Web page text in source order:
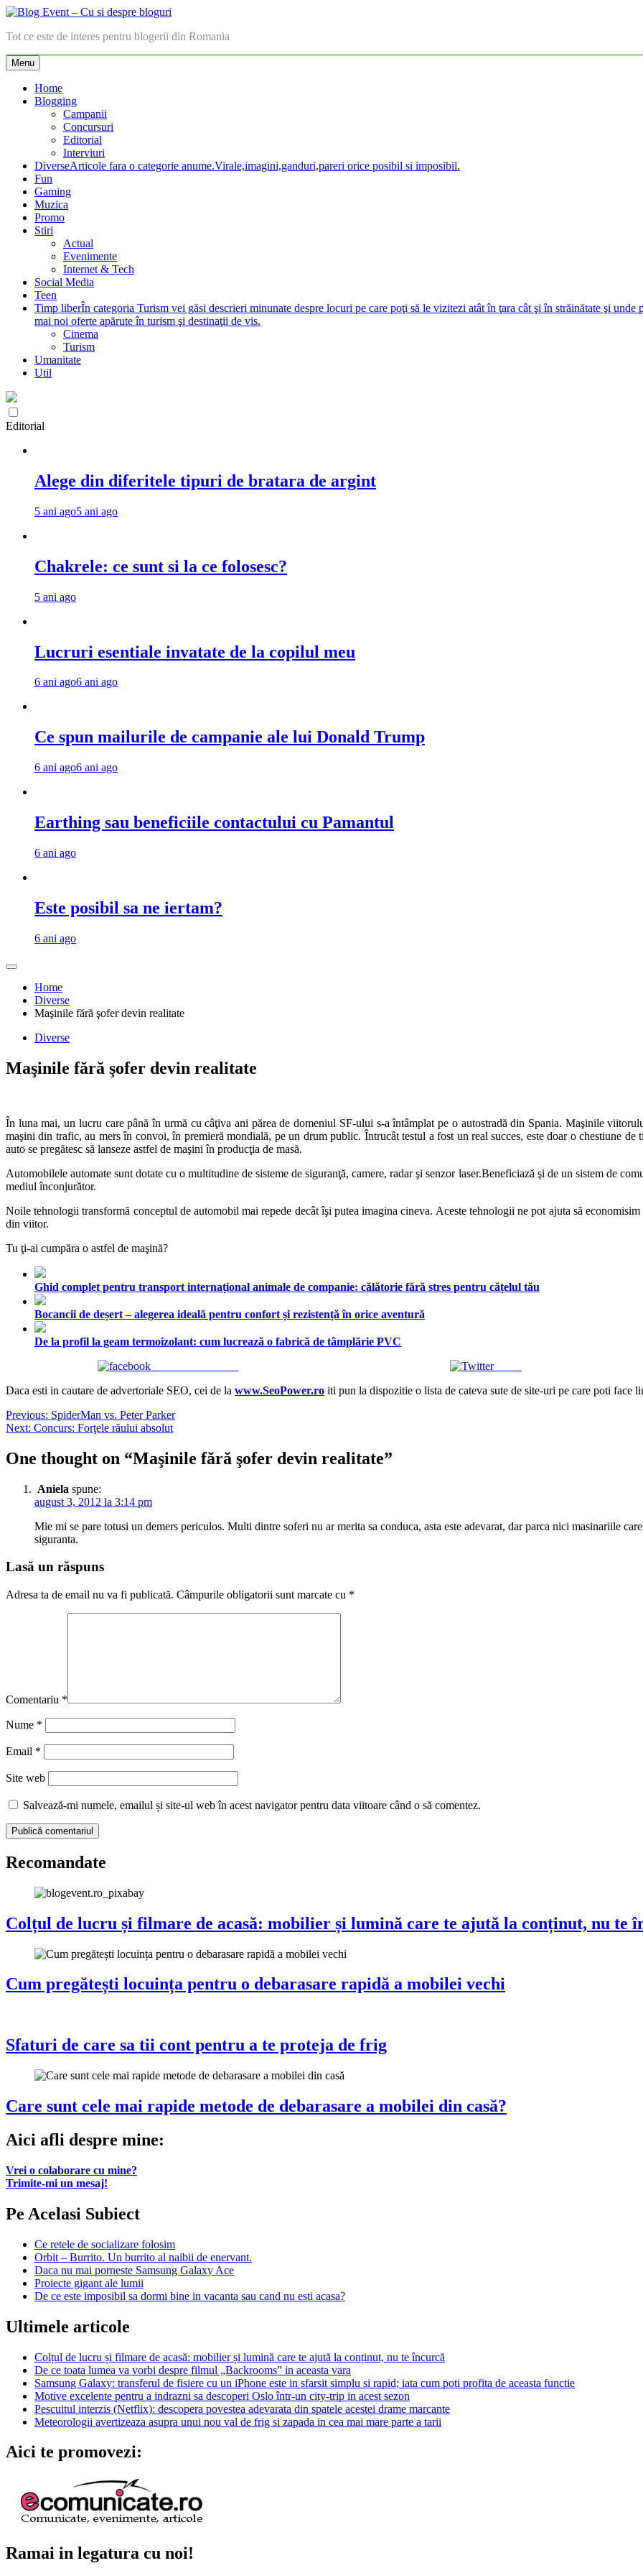
Skip
content
Blog Event – Cu si despre bloguri
Tot ce este de interes pentru blogerii din Romania
Menu
Home
Blogging
Campanii
Concursuri
Editorial
Interviuri
DiverseArticole fara o categorie anume.Virale,imagini,ganduri,pareri orice posibil si imposibil.
Fun
Gaming
Muzica
Promo
Stiri
Actual
Evenimente
Internet & Tech
Social Media
Teen
Timp liberÎn categoria Turism vei găsi descrieri minunate despre locuri pe care poţi să le vizitezi atât în ţara cât şi în străinătate şi
mai noi oferte apărute în turism şi destinaţii de vis.
Cinema
Turism
Umanitate
Util
Editorial
Alege din diferitele tipuri de bratara de argint
5 ani ago5 ani ago
Chakrele: ce sunt si la ce folosesc?
5 ani ago
Lucruri esentiale invatate de la copilul meu
6 ani ago6 ani ago
Ce spun mailurile de campanie ale lui Donald Trump
6 ani ago6 ani ago
Earthing sau beneficiile contactului cu Pamantul
6 ani ago
Este posibil sa ne iertam?
6 ani ago
Home
Diverse
Maşinile fără şofer devin realitate
Diverse
Maşinile fără şofer devin realitate
În luna mai, un lucru care până în urmă cu câţiva ani părea de domeniul SF-ului s-a întâmplat pe o autostradă din Spania. Maşinile
maşini din trafic, au mers în convoi, în premieră mondială, pe un drum public. Întrucât testul a fost un real succes, este doar o chestiune
auto se pregătesc să lanseze astfel de maşini în producţia de masă.
Automobilele automate sunt dotate cu o multitudine de sisteme de siguranţă, camere, radar şi senzor laser.Beneficiază şi de un sistem de
mediul înconjurător.
Noile tehnologii transformă conceptul de automobil mai repede decât îşi putea imagina cineva. Aceste tehnologii ne pot ajuta să
din viitor.
Tu ţi-ai cumpăra o astfel de maşină?
Ghid complet pentru transport internațional animale de companie: călătorie fără stres pentru cățelul tău
Bocancii de deșert – alegerea ideală pentru confort și rezistență în orice aventură
De la profil la geam termoizolant: cum lucrează o fabrică de tâmplărie PVC
Tweet
Daca esti in cautare de advertoriale SEO, cei de la www.SeoPower.ro iti pun la dispozitie o lista de cateva sute de site-uri pe care poti face
Navigare
în
articole
Previous: SpiderMan vs. Peter Parker
Next: Concurs: Forţele răului absolut
One thought on “Maşinile fără şofer devin realitate”
Aniela spune:
august 3, 2012 la 3:14 pm
Mie mi se pare totusi un demers periculos. Multi dintre soferi nu ar merita sa conduca, asta este adevarat, dar parca nici masinariile
siguranta.
Lasă un răspuns
Adresa ta de email nu va fi publicată. Câmpurile obligatorii sunt marcate cu *
Comentariu *
Nume *
Email *
Site web
Salvează-mi numele, emailul și site-ul web în acest navigator pentru data viitoare când o să comentez.
Recomandate
Colțul de lucru și filmare de acasă: mobilier și lumină care te ajută la conținut, nu te
Cum pregătești locuința pentru o debarasare rapidă a mobilei vechi
Sfaturi de care sa tii cont pentru a te proteja de frig
Care sunt cele mai rapide metode de debarasare a mobilei din casă?
Aici afli despre mine:
Vrei o colaborare cu mine?
Trimite-mi un mesaj!
Pe Acelasi Subiect
Ce retele de socializare folosim
Orbit – Burrito. Un burrito al naibii de enervant.
Daca nu mai porneste Samsung Galaxy Ace
Proiecte gigant ale lumii
De ce este imposibil sa dormi bine in vacanta sau cand nu esti acasa?
Ultimele articole
Colțul de lucru și filmare de acasă: mobilier și lumină care te ajută la conținut, nu te încurcă
De ce toata lumea va vorbi despre filmul „Backrooms” in aceasta vara
Samsung Galaxy: transferul de fisiere cu un iPhone este in sfarsit simplu si rapid; iata cum poti profita de aceasta functie
Motive excelente pentru a indrazni sa descoperi Oslo într-un city-trip in acest sezon
Pescuitul interzis (Netflix): descopera povestea adevarata din spatele acestei drame marcante
Meteorologii avertizeaza asupra unui nou val de frig si zapada in cea mai mare parte a tarii
Aici te promovezi:
Ramai in legatura cu noi!